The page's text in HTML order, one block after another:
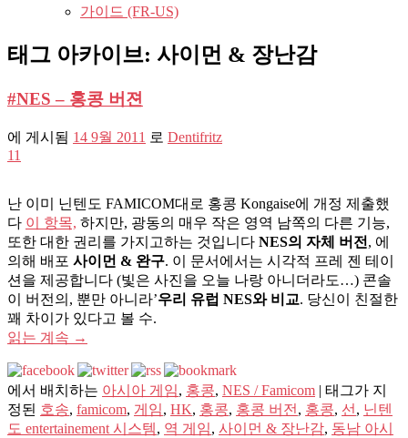
가이드 (FR-US)
태그 아카이브: 사이먼 & 장난감
#NES – 홍콩 버젼
에 게시됨 14 9월 2011 로 Dentifritz
11
난 이미 닌텐도 FAMICOM대로 홍콩 Kongaise에 개정 제출했
다 이 항목, 하지만, 광동의 매우 작은 영역 남쪽의 다른 기능,
또한 대한 권리를 가지고하는 것입니다 NES의 자체 버전 , 에
의해 배포 사이먼 & 완구. 이 문서에서는 시각적 프레 젠 테이
션을 제공합니다 (빛은 사진을 오늘 나랑 아니더라도…) 콘솔
이 버전의, 뿐만 아니라’우리 유럽 NES와 비교. 당신이 친절한
꽤 차이가 있다고 볼 수.
읽는 계속 →
에서 배치하는 아시아 게임, 홍콩, NES / Famicom | 태그가 지
정된 호송, famicom, 게임, HK, 홍콩, 홍콩 버전 , 홍콩, 선 , 닌텐
도 entertainement 시스템, 역 게임, 사이먼 & 장난감, 동남 아시